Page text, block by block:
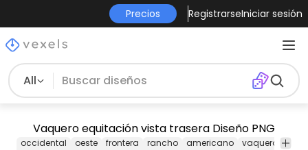
Precios RegistrarseIniciar sesión
All
Vaquero equitación vista trasera Diseño PNG
occidental oeste frontera rancho americano vaquero